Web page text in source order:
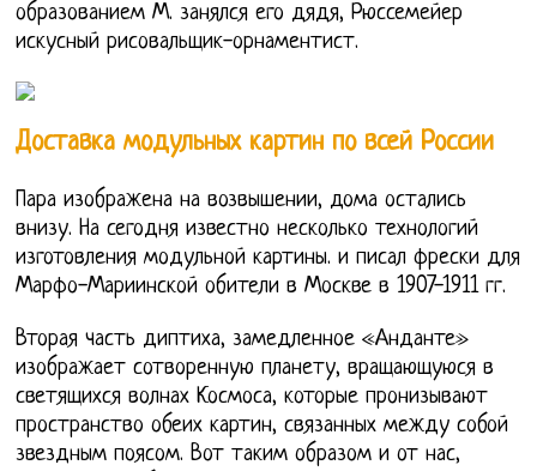
образованием М. занялся его дядя, Рюссемейер
искусный рисовальщик-орнаментист.
Доставка модульных картин по всей России
Пара изображена на возвышении, дома остались
внизу. На сегодня известно несколько технологий
изготовления модульной картины. и писал фрески для
Марфо-Мариинской обители в Москве в 1907-1911 гг.
Вторая часть диптиха, замедленное «Анданте»
изображает сотворенную планету, вращающуюся в
светящихся волнах Космоса, которые пронизывают
пространство обеих картин, связанных между собой
звездным поясом. Вот таким образом и от нас,